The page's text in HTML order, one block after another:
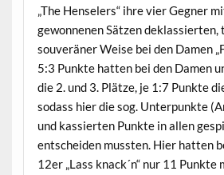
„The Henselers“ ihre vier Gegner
gewonnenen Sätzen deklassierten,
souveräner Weise bei den Damen
5:3 Punkte hatten bei den Damen
die 2. und 3. Plätze, je 1:7 Punkte
sodass hier die sog. Unterpunkte
und kassierten Punkte in allen
entscheiden mussten. Hier hatten
12er „Lass knack´n“ nur 11